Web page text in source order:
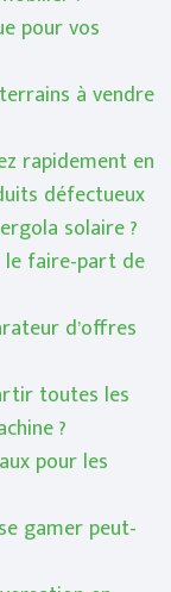
pour vos
à vendre
rapidement en
défectueux
solaire ?
faire-part de
d’offres
toutes les
?
pour les
gamer peut-